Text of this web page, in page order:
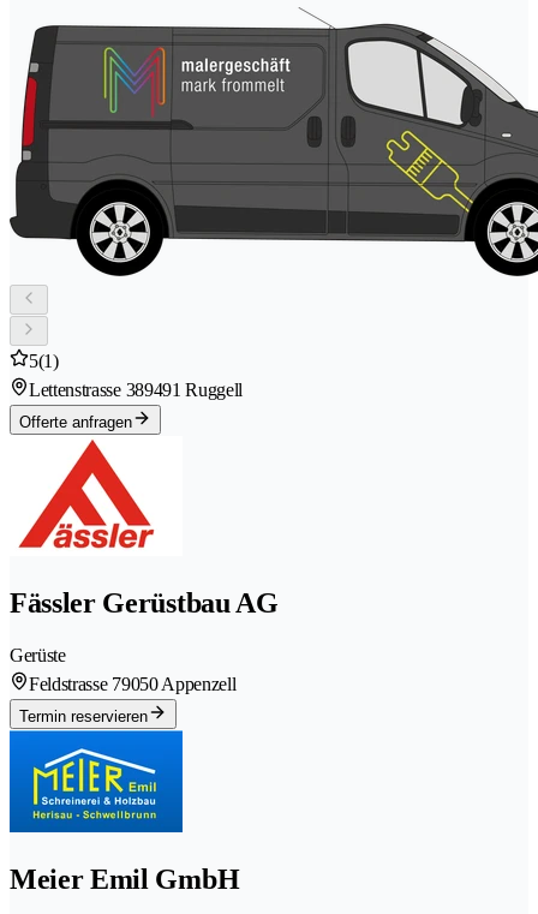
5(1)
Lettenstrasse 389491 Ruggell
Offerte anfragen
Fässler Gerüstbau AG
Gerüste
Feldstrasse 79050 Appenzell
Termin reservieren
Meier Emil GmbH